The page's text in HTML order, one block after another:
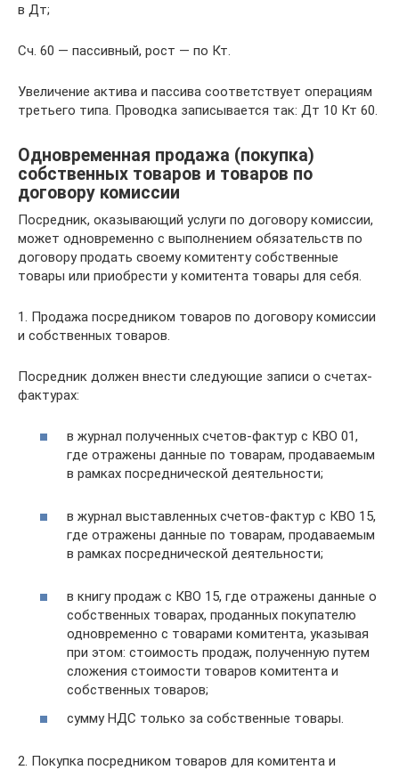
в Дт;
Сч. 60 — пассивный, рост — по Кт.
Увеличение актива и пассива соответствует операциям
третьего типа. Проводка записывается так: Дт 10 Кт 60.
Одновременная продажа (покупка)
собственных товаров и товаров по
договору комиссии
Посредник, оказывающий услуги по договору комиссии,
может одновременно с выполнением обязательств по
договору продать своему комитенту собственные
товары или приобрести у комитента товары для себя.
1. Продажа посредником товаров по договору комиссии
и собственных товаров.
Посредник должен внести следующие записи о счетах-
фактурах:
в журнал полученных счетов-фактур с КВО 01,
где отражены данные по товарам, продаваемым
в рамках посреднической деятельности;
в журнал выставленных счетов-фактур с КВО 15,
где отражены данные по товарам, продаваемым
в рамках посреднической деятельности;
в книгу продаж с КВО 15, где отражены данные о
собственных товарах, проданных покупателю
одновременно с товарами комитента, указывая
при этом: стоимость продаж, полученную путем
сложения стоимости товаров комитента и
собственных товаров;
сумму НДС только за собственные товары.
2. Покупка посредником товаров для комитента и